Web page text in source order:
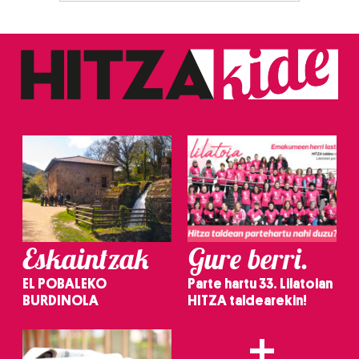
Eskaintzak
EL POBALEKO
BURDINOLA
Gure berri.
Parte hartu 33. Lilatoian
HITZA taldearekin!